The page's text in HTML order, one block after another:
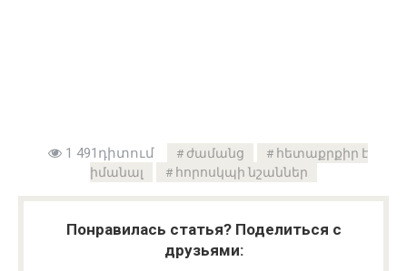
1 491դիտում ժամանց
հետաքրքիր է
իմանալ
հորոսկպի նշաններ
Понравилась статья? Поделиться с
друзьями: